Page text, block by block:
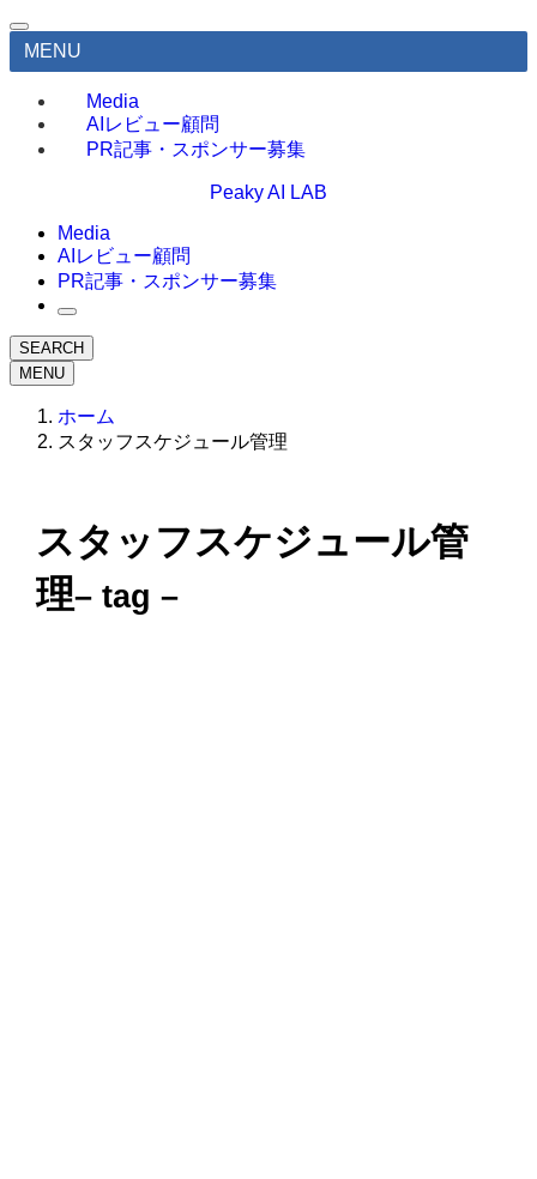
MENU
Media
AIレビュー顧問
PR記事・スポンサー募集
Peaky AI LAB
Media
AIレビュー顧問
PR記事・スポンサー募集
SEARCH
MENU
ホーム
スタッフスケジュール管理
スタッフスケジュール管
理– tag –